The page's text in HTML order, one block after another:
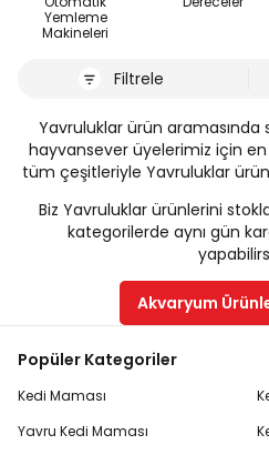
Yemleme
Makineleri
Filtrele
Yavruluklar ürün aramasında
hayvansever üyelerimiz için
tüm çeşitleriyle Yavruluklar
Biz Yavruluklar ürünlerini
kategorilerde aynı gün
Akvaryum
Popüler Kategoriler
Kedi Maması
Yavru Kedi Maması